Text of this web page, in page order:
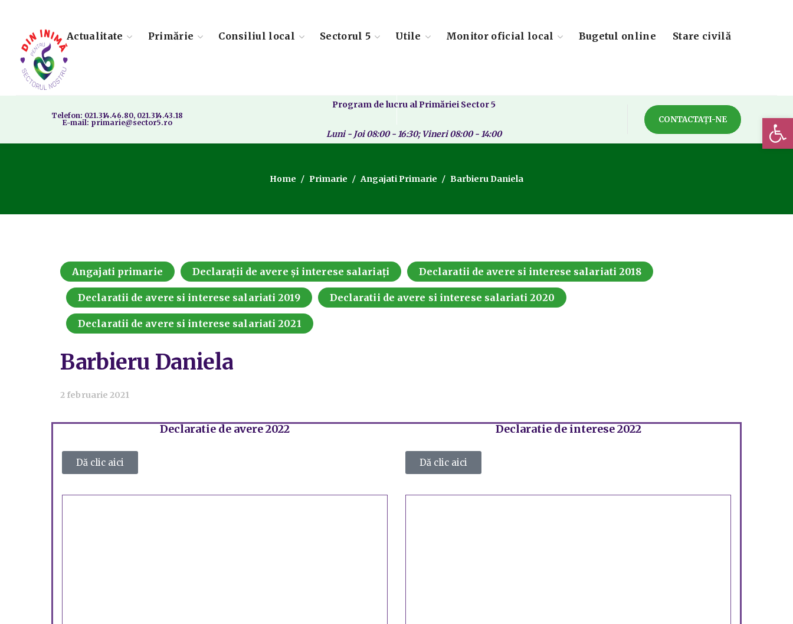
Actualitate Primărie Consiliul local Sectorul 5 Utile Monitor oficial local Bugetul online Stare civilă
Telefon: 021.314.46.80, 021.314.43.18
E-mail: primarie@sector5.ro
Program de lucru al Primăriei Sector 5
Luni - Joi 08:00 - 16:30; Vineri 08:00 - 14:00
CONTACTAȚI-NE
Home Primarie Angajati Primarie Barbieru Daniela
Angajati primarie Declarații de avere și interese salariați Declaratii de avere si interese salariati 2018
Declaratii de avere si interese salariati 2019 Declaratii de avere si interese salariati 2020
Declaratii de avere si interese salariati 2021
Barbieru Daniela
2 februarie 2021
Declaratie de avere 2022
Dă clic aici
Declaratie de interese 2022
Dă clic aici